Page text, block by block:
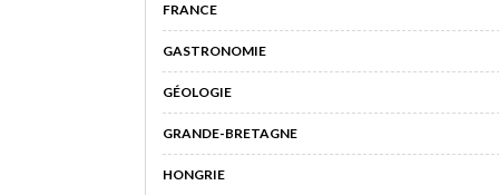
FRANCE
GASTRONOMIE
GÉOLOGIE
GRANDE-BRETAGNE
HONGRIE